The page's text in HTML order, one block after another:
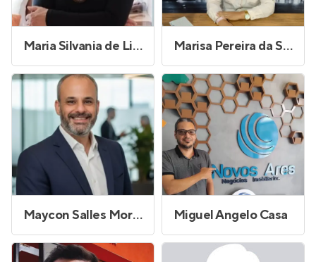
Maria Silvania de Lima Marisa Pereira da Silva Aquino
Maycon Salles Morales Miguel Angelo Casa